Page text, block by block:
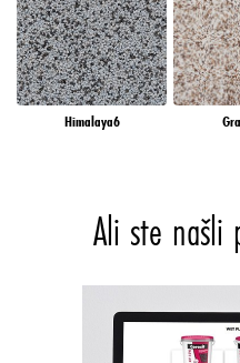
Himalaya6
Ali ste našli